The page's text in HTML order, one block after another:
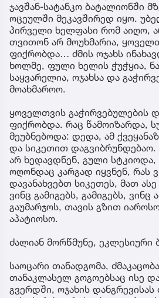
ჯავშან-სატანკო ბატალიონში
ოცეულში მეკავშირედ იყო.
პირველი ხელფასი რომ აიღო,
თვითონ არ მოუხმარია,
ფიქრობდა… ძმის ოჯახს
ხოლმე, ფული ხელის ჭუჭყია,
საყვარელია, ოჯახსა და
მოახმაროო.
ყოველთვის გაჭირვებულების
ფიქრობდა. რაც წამოიზარდა,
მეუბნებოდა: დედა, ამ
და სიკეთით დაგვიბრუნდებაო.
არ ხედავდნენ, გული სტკიოდა,
ოღონდაც კარგად იყვნენ, რას
დავანახვებთ სიკეთეს, მათ
ვინც გამიგებს, გამიგებს, ვინც
გაუმარჯოს, თავის გზით
აპატიოსო.
ძალიან მორწმუნე, ეკლესიური
საოცარი თანადგომა,
თანაკლასელ გოგოებსაც ისე
გვერდში, ოჯახის დანგრევისას